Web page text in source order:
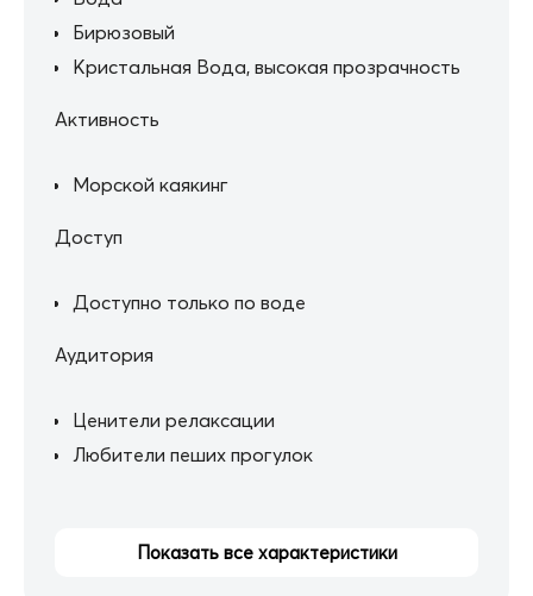
Бирюзовый
Кристальная Вода, высокая прозрачность
Активность
Морской каякинг
Доступ
Доступно только по воде
Аудитория
Ценители релаксации
Любители пеших прогулок
Показать все характеристики